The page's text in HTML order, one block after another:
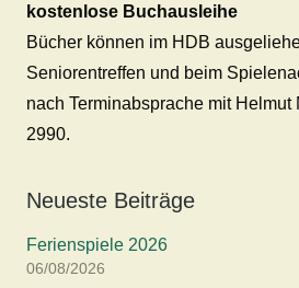
kostenlose Buchausleihe
Bücher können im HDB
Seniorentreffen und beim
nach Terminabsprache mit Helmut
2990.
Neueste Beiträge
Ferienspiele 2026
06/08/2026